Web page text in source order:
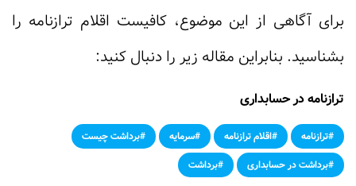
برای آگاهی از این موضوع، کافیست اقلام ترازنامه را
بشناسید. بنابراین مقاله زیر را دنبال کنید:
ترازنامه در حسابداری
#ترازنامه #اقلام ترازنامه #سرمایه
#برداشت چیست
#برداشت در حسابداری
#برداشت